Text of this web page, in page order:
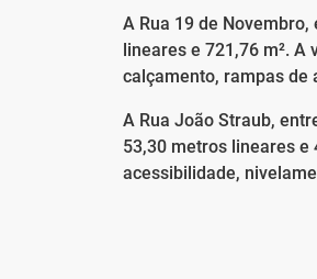
A Rua 19 de
lineares e 721,76 m².
calçamento, rampas de
A Rua João Straub,
53,30 metros lineares e
acessibilidade,